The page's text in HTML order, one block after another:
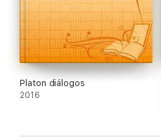
Platon diálogos
2016